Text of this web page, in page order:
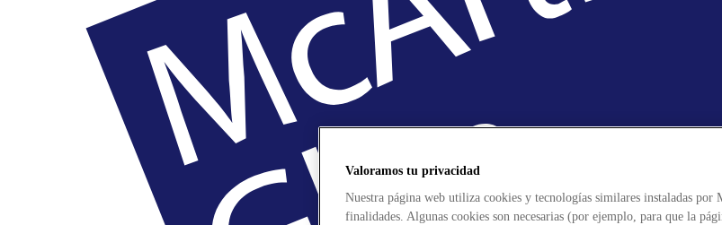
Valoramos tu privacidad
Nuestra página web utiliza cookies y tecnologías similares instaladas por
finalidades. Algunas cookies son necesarias (por ejemplo, para que la